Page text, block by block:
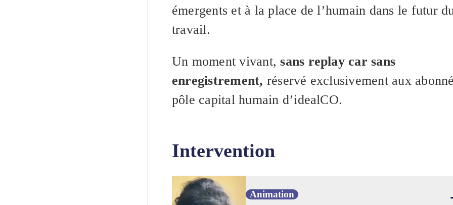
émergents et à la place de l’humain dans le futur
travail.
Un moment vivant,sans replay car sans
enregistrement, réservé exclusivement aux
pôle capital humain d’idealCO.
Intervention
Animation